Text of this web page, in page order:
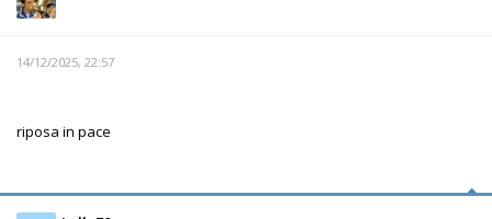
14/12/2025, 22:57
riposa in pace